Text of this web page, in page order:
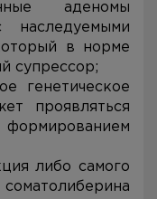
аденомы
наследуемыми
в норме
супрессор;
генетическое
проявляться
либо самого